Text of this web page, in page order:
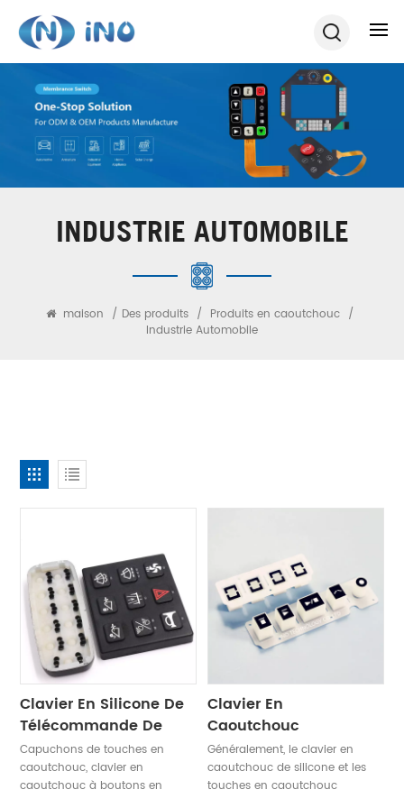
INDUSTRIE AUTOMOBILE
maison / Des produits / Produits en caoutchouc /
Industrie Automobile
Clavier En Silicone De
Télécommande De
Son De Rétroéclairage
Automobile
Capuchons de touches en
caoutchouc, clavier en
caoutchouc à boutons en
Clavier En
Caoutchouc
D'impression
Conductrice D'usine
Personnalisée
Généralement, le clavier en
caoutchouc de silicone et les
touches en caoutchouc